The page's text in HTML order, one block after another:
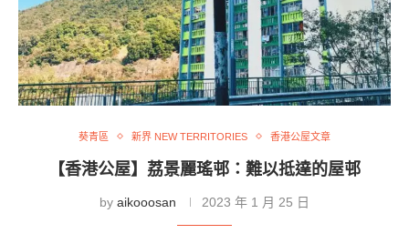
葵青區 新界 NEW TERRITORIES 香港公屋文章
【香港公屋】荔景麗瑤邨：難以抵達的屋邨
by aikooosan 2023 年 1 月 25 日